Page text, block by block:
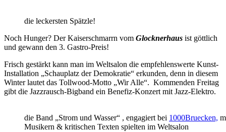
die leckersten Spätzle!
Noch Hunger? Der Kaiserschmarrn vom Glocknerhaus ist göttlich
und gewann den 3. Gastro-Preis!
Frisch gestärkt kann man im Weltsalon die empfehlenswerte Kunst-
Installation „Schauplatz der Demokratie“ erkunden, denn in diesem
Winter lautet das Tollwood-Motto „Wir Alle“. Kommenden Freitag
gibt die Jazzrausch-Bigband ein Benefiz-Konzert mit Jazz-Elektro.
die Band „Strom und Wasser“ , engagiert bei 1000Bruecken,
Musikern & kritischen Texten spielten im Weltsalon